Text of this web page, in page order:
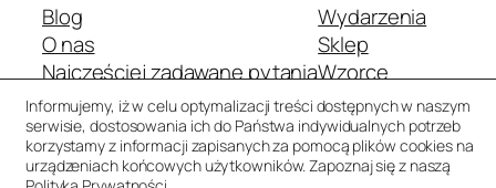
Blog
O nas
Najczęściej zadawane pytania
Autorzy
Wydarzenia
Sklep
Wzorce
Motywy
Informujemy, iż w celu optymalizacji treści dostępnych w naszym
serwisie, dostosowania ich do Państwa indywidualnych potrzeb
korzystamy z informacji zapisanych za pomocą plików cookies na
urządzeniach końcowych użytkowników. Zapoznaj się z naszą